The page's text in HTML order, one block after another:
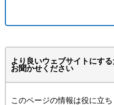
より良いウェブサイトにす
お聞かせください
このページの情報は役に立ち